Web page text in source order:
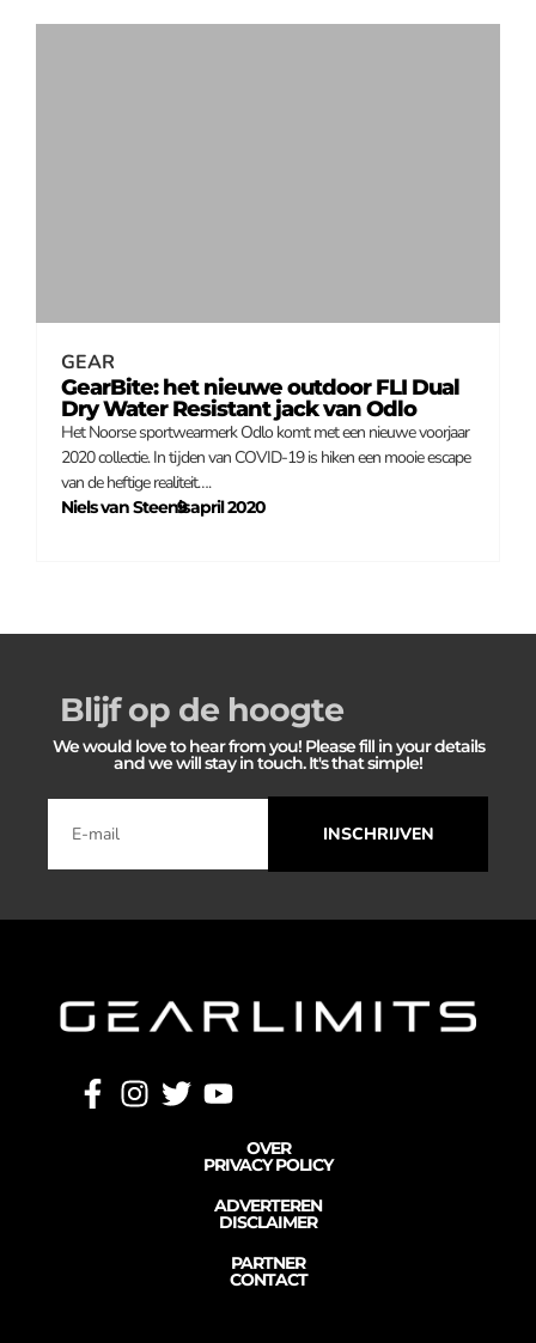
GEAR
GearBite: het nieuwe outdoor FLI Dual
Dry Water Resistant jack van Odlo
Het Noorse sportwearmerk Odlo komt met een nieuwe voorjaar
2020 collectie. In tijden van COVID-19 is hiken een mooie escape
van de heftige realiteit….
Niels van Steenis
–
9 april 2020
Blijf op de hoogte
We would love to hear from you! Please fill in your details
and we will stay in touch. It's that simple!
INSCHRIJVEN
OVER
PRIVACY POLICY
ADVERTEREN
DISCLAIMER
PARTNER
CONTACT